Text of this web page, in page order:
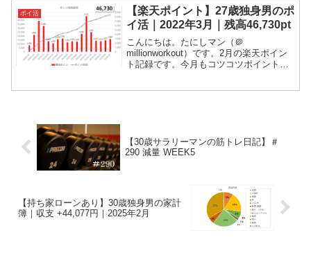
活とは、ポイント活動の略です。世の中
には様々なポイン...
ポイ活
【楽天ポイント】27歳独身男のポ
イ活｜2022年3月｜残高46,730pt
こんにちは。たにしマン（＠
millionworkout）です。2月の楽天ポイン
ト記録です。今月もコツコツポイントを
【30歳サラリーマンの筋トレ日記】＃
290 減量 WEEK5
【持ち家ローンあり】30歳独身男の家計
簿｜収支 +44,077円｜2025年2月